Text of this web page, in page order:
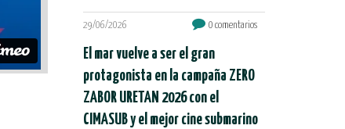
29/06/2026 0 comentarios
El mar vuelve a ser el gran
protagonista en la campaña ZERO
ZABOR URETAN 2026 con el
CIMASUB y el mejor cine submarino